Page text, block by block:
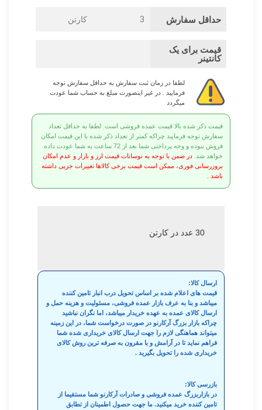
حداقل سفارش 3 کارتن
قیمت برای یک
کانتینر
لطفا در زمان ثبت سفارش به حداقل سفارش توجه
فرمایید . در غیر اینصورت مبلغ به حساب شما عودت
میگردد
قیمت ذکر شده بالا قیمت عمده فروشی است. لطفا به حداقل تعداد
سفارش توجه فرمایید چراکه کمتر از تعداد ذکر شده با این قیمت امکان
فروش نبوده و وجه پرداختی شما بعد از 72 ساعت به شما عودت داده
خواهد شد. در ضمن با توجه به نوسانات قیمت ارز و بازار و عدم امکان
بروزرسانی فوری، ممکن است قیمت برخی کالاها تغییرات جزیی داشته
باشد .
30 عدد در کارتن
ارسال کالا:
قیمت های اعلام شده بر اساس تحویل درب انبار تامین کننده
میباشد و بنا به عرف بازار عمده فروشی، مسئولیت و هزینه حمل و
ارسال کالای عمده به عهده خریدار میباشد، اما نگران نباشید
چراکه بازار بزرگ آرکارنو در صورت درخواست شما، در این زمینه
میتواند هماهنگی لازم را جهت ارسال کالای خریداری شده شما
فراهم نماید تا در آرامش و با مقرون به صرفه ترین روش کالای
خریداری شده را تحویل بگیرید .
بازرسی کالا:
در بازاربزرگ عمده فروشی و صادرات آرکارنو شما مستقیما از
تامین کننده خرید میکنید. ما جهت حصول اطمینان از تطابق